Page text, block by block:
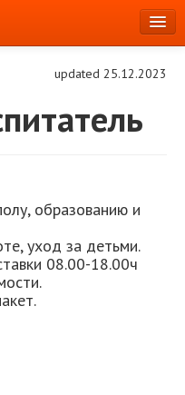
updated 25.12.2023
образованию и
уход за детьми.
08.00-18.00ч